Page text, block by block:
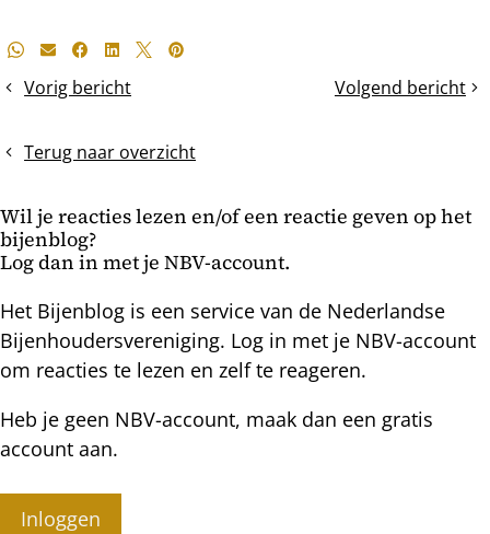
Deel
bericht
Whatsapp
E-mailFacebook
LinkedIn
X Pinterest
Vorig bericht
Mislukte
Volgend bericht
Een
Terug naar overzicht
Wil je reacties lezen en/of een reactie geven op het
bijenblog?
Log dan in met je NBV-account.
Het Bijenblog is een service van de Nederlandse
Bijenhoudersvereniging. Log in met je NBV-account
om reacties te lezen en zelf te reageren.
Heb je geen NBV-account, maak dan een gratis
account aan.
Inloggen